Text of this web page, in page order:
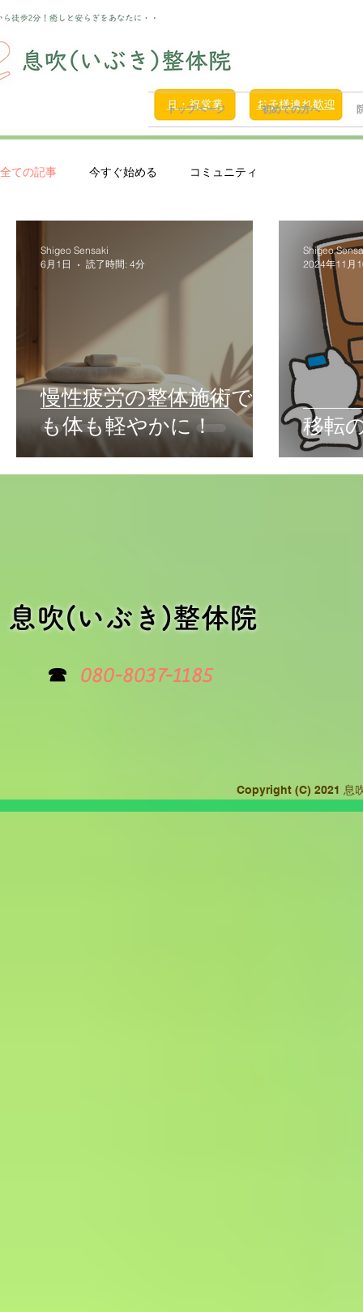
トップページ 初めての方へ
全ての記事 今すぐ始める コミュニティ
慢性疲労の整体施術で心
も体も軽やかに！
Shigeo Sensaki
6月1日
読了時間: 4分
移転
Shigeo
2024年11月
​息吹(いぶき)整体院
☎ 080-8037-1185
Copyright (C) 2021 息